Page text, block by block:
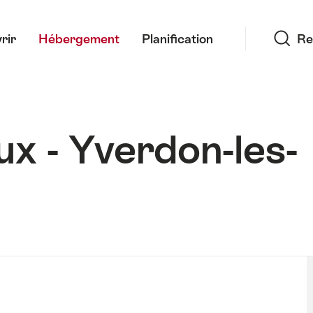
Hébergement Planification
- Yverdon-les-